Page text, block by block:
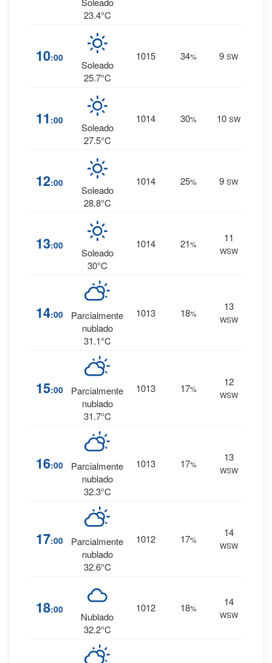
23.4°C
10:00
Soleado
25.7°C
1015 34% 9 SW
11 :00
Soleado
27.5°C
1014 30% 10 SW
12:00
Soleado
28.8°C
1014 25% 9 SW
13:00
Soleado
30°C
1014 21%
11
WSW
14:00
Parcialmente
nublado
31.1°C
1013 18%
13
WSW
15:00
Parcialmente
nublado
31.7°C
1013 17%
12
WSW
16:00
Parcialmente
nublado
32.3°C
1013 17%
13
WSW
17:00
Parcialmente
nublado
32.6°C
1012 17%
14
WSW
18:00
Nublado
32.2°C
1012 18%
14
WSW